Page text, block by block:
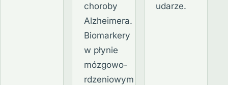
choroby
Alzheimera.
Biomarkery
w płynie
mózgowo-
rdzeniowym
udarze.